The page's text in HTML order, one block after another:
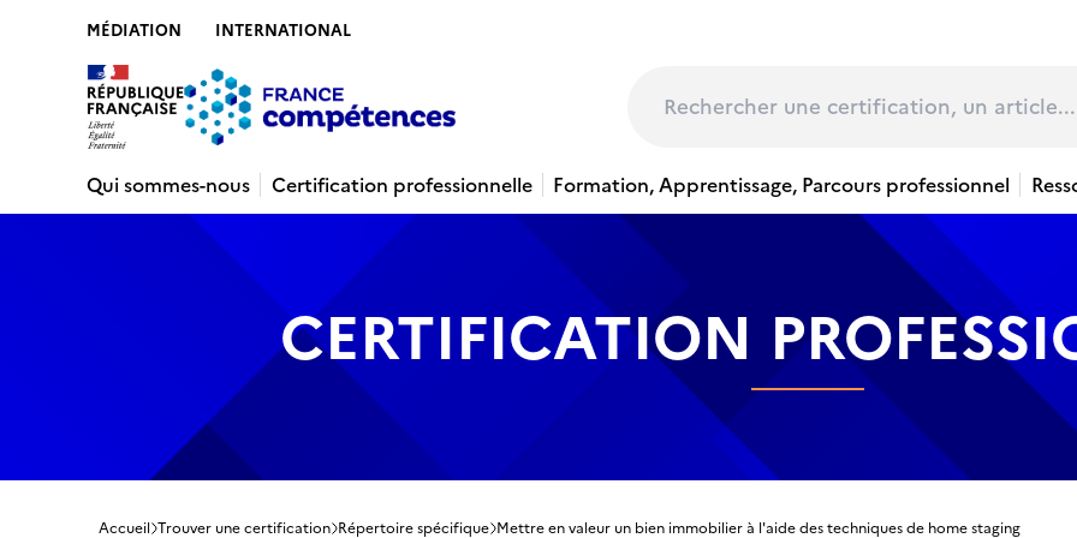
MÉDIATION INTERNATIONAL
Qui sommes-nous Certification professionnelle Formation, Apprentissage, Parcours professionnel
CERTIFICATION
Accueil Trouver une certification Répertoire spécifique Mettre en valeur un bien immobilier à l'aide des techniques de home staging